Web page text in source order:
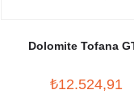
Dolomite Tofana
₺12.524,91